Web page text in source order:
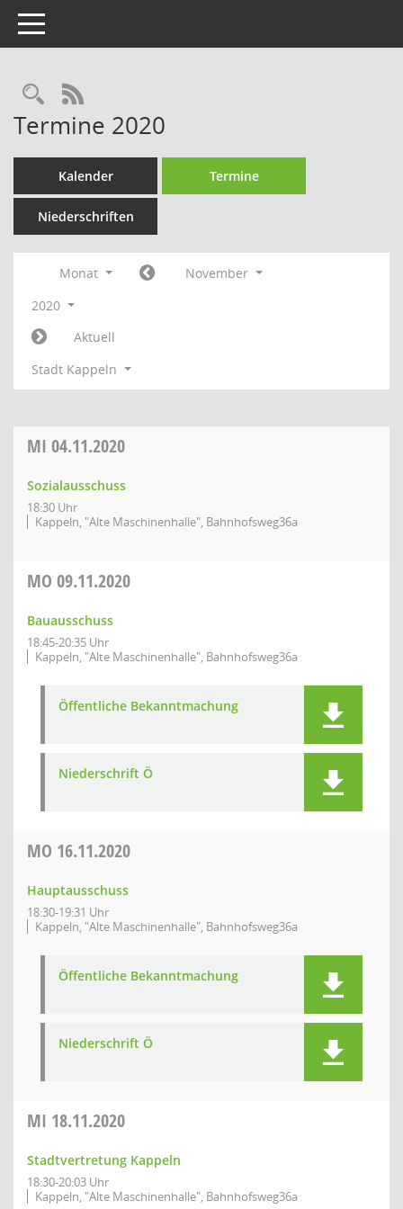
Toggle navigation
Rechercheauswahl
RSS-Feed
Termine 2020
Kalender Termine
Niederschriften
Monat
November
2020
Aktuell
Stadt Kappeln
MI 04.11.2020
Sozialausschuss
18:30 Uhr
Kappeln, "Alte Maschinenhalle", Bahnhofsweg36a
MO 09.11.2020
Bauausschuss
18:45-20:35 Uhr
Kappeln, "Alte Maschinenhalle", Bahnhofsweg36a
Öffentliche Bekanntmachung
Niederschrift Ö
MO 16.11.2020
Hauptausschuss
18:30-19:31 Uhr
Kappeln, "Alte Maschinenhalle", Bahnhofsweg36a
Öffentliche Bekanntmachung
Niederschrift Ö
MI 18.11.2020
Stadtvertretung Kappeln
18:30-20:03 Uhr
Kappeln, "Alte Maschinenhalle", Bahnhofsweg36a